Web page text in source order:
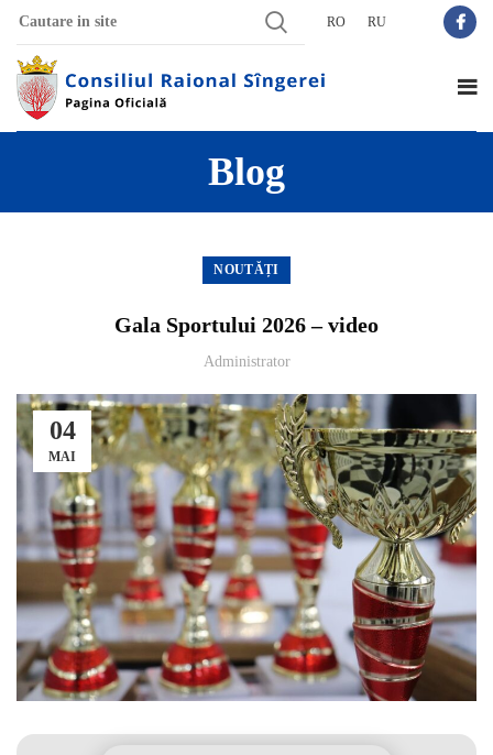
RO RU
Blog
NOUTĂȚI
Gala Sportului 2026 – video
Administrator
04
MAI